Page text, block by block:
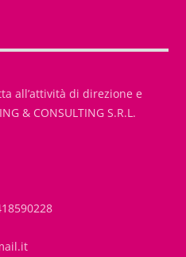
all’attività di direzione e
& CONSULTING S.R.L.